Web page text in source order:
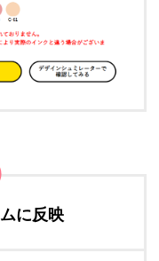
に反映